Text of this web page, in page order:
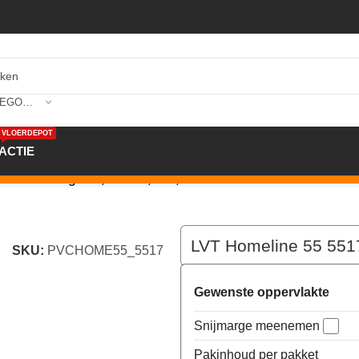
VLOERDEPOT
Greige 22,86×121,92 3,34m²
SKU: PVCHOME55_5517
LVT Homeline 55
Gewenste oppervlakte
Snijmarge meenemen
Pakinhoud per pakket